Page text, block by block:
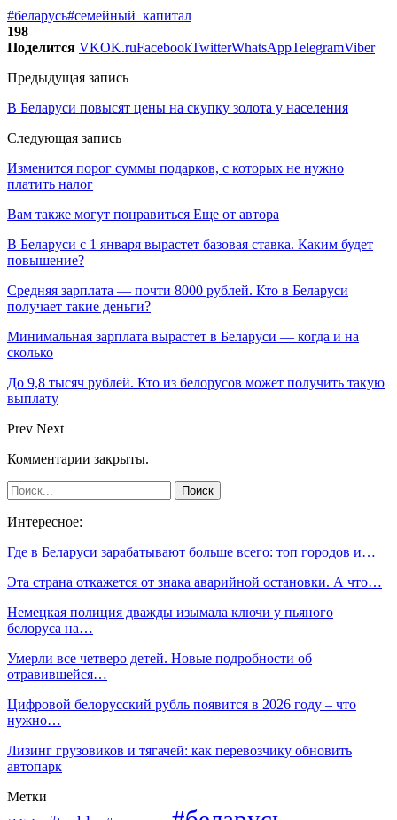
#беларусь#семейный_капитал
198
Поделится VKOK.ruFacebookTwitterWhatsAppTelegramViber
Предыдущая запись
В Беларуси повысят цены на скупку золота у населения
Следующая запись
Изменится порог суммы подарков, с которых не нужно
платить налог
Вам также могут понравиться Еще от автора
В Беларуси с 1 января вырастет базовая ставка. Каким будет
повышение?
Средняя зарплата — почти 8000 рублей. Кто в Беларуси
получает такие деньги?
Минимальная зарплата вырастет в Беларуси — когда и на
сколько
До 9,8 тысяч рублей. Кто из белорусов может получить такую
выплату
Prev Next
Комментарии закрыты.
Интересное:
Где в Беларуси зарабатывают больше всего: топ городов и…
Эта страна откажется от знака аварийной остановки. А что…
Немецкая полиция дважды изымала ключи у пьяного
белоруса на…
Умерли все четверо детей. Новые подробности об
отравившейся…
Цифровой белорусский рубль появится в 2026 году – что
нужно…
Лизинг грузовиков и тягачей: как перевозчику обновить
автопарк
Метки